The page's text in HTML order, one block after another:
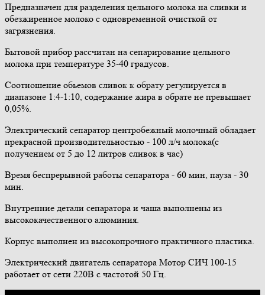
Предназначен для разделения цельного молока на сливки и
обезжиренное молоко с одновременной очисткой от
загрязнения.
Бытовой прибор рассчитан на сепарирование цельного
молока при температуре 35-40 градусов.
Соотношение обьемов сливок к обрату регулируется в
диапазоне 1:4-1:10, содержание жира в обрате не превышает
0,05%.
Электрический сепаратор центробежный молочный обладает
прекрасной производительностью - 100 л/ч молока(с
получением от 5 до 12 литров сливок в час)
Время беспрерывной работы сепаратора - 60 мин, пауза - 30
мин.
Внутренние детали сепаратора и чаша выполнены из
высококачественного алюминия.
Корпус выполнен из высокопрочного практичного пластика.
Электрический двигатель сепаратора Мотор СИЧ 100-15
работает от сети 220В с частотой 50 Гц.